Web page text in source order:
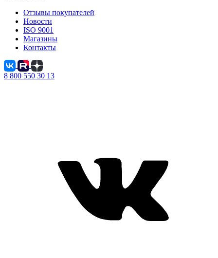
Отзывы покупателей
Новости
ISO 9001
Магазины
Контакты
8 800 550 30 13